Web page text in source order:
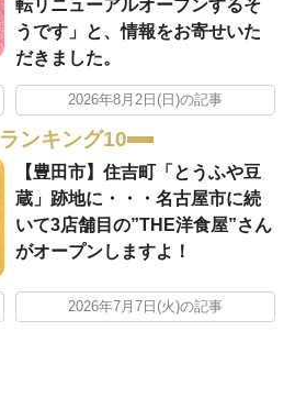
転リニューアルオープンするそ
うです」と、情報をお寄せいた
だきました。
2026年8月2日(日)の記事
ランキング10
【豊田市】住吉町「とうふや豆
蔵」跡地に・・・名古屋市に続
いて3店舗目の”THE洋食屋”さん
がオープンしますよ！
2026年7月7日(火)の記事